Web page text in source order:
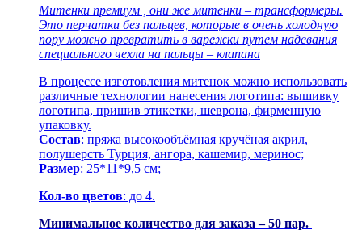
Митенки премиум , они же митенки – трансформеры.
Это перчатки без пальцев, которые в очень холодную
пору можно превратить в варежки путем надевания
специального чехла на пальцы – клапана
В процессе изготовления митенок можно использовать
различные технологии нанесения логотипа: вышивку
логотипа, пришив этикетки, шеврона, фирменную
упаковку.
Состав: пряжа высокообъёмная кручёная акрил,
полушерсть Турция, ангора, кашемир, меринос;
Размер: 25*11*9,5 см;
Кол-во цветов: до 4.
Минимальное количество для заказа – 50 пар.